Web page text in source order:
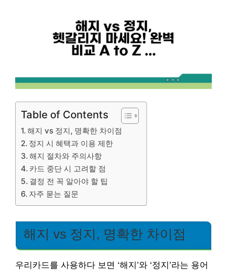
Table of Contents
해지 vs 정지, 명확한 차이점
정지 시 혜택과 이용 제한
해지 절차와 주의사항
카드 중단 시 고려할 점
결정 전 꼭 알아야 할 팁
자주 묻는 질문
해지 vs 정지, 명확한 차이점
우리카드를 사용하다 보면 ‘해지’와 ‘정지’라는 용어